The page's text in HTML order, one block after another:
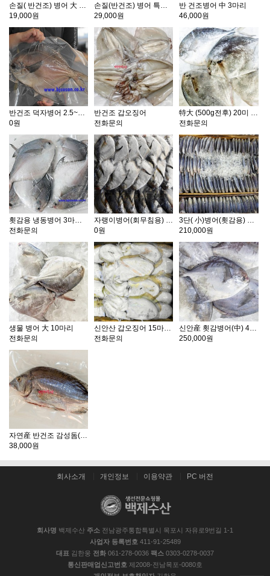
손질( 반건조) 병어 大 1마리
19,000원
손질(반건조) 병어 특대 1마리
29,000원
반 건조병어 中 3마리
46,000원
반건조 덕자병어 2.5~3kg 1마리
0원
반건조 갑오징어
전화문의
特大 (500g전후) 20미 병어 1상자
전화문의
횟감용 냉동병어 3마리 1팩
전화문의
자랭이병어(회무침용) 1kg
0원
3단( 小)병어(횟감용) 20마리
210,000원
생물 병어 大 10마리
전화문의
전화문의
250,000원
자연産 반건조 감성돔(35cm 전후 , 1kg 전후) 1마리
38,000원
회사소개 개인정보 이용약관 PC 버전
회사명 백제수산 주소 전남광주통합특별시 목포시 자유로9번길 1-1
사업자 등록번호 411-91-25489
대표 김한웅 전화 061-278-0036 팩스 0303-0278-0037
통신판매업신고번호 제2008-전남목포-0080호